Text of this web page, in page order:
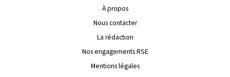
À propos
Nous contacter
La rédaction
Nos engagements RSE
Mentions légales